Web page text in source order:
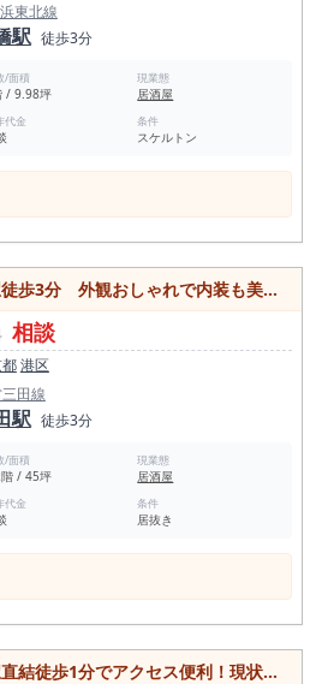
浜東北線
駅 徒歩3分
/面積
/ 9.98坪
現業態
居酒屋
代金 条件
スケルトン
外観おしゃれで内装も美麗！路面居抜き物件
相談
港区
田線
駅 徒歩3分
/面積
/ 45坪
現業態
居酒屋
代金 条件
居抜き
便利！現状スケルトン、エアコン残置あり 各業種相談OK 3ヶ月フリーレント物件